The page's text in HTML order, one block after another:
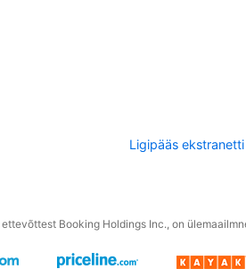
Ligipääs ekstranetti
Booking Holdings Inc., on